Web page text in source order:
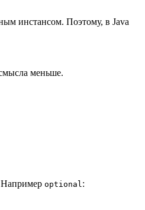
инстансом. Поэтому, в Java
меньше.
Например optional :